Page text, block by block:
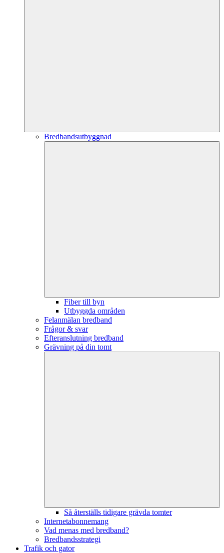
Bredbandsutbyggnad
Fiber till byn
Utbyggda områden
Felanmälan bredband
Frågor & svar
Efteranslutning bredband
Grävning på din tomt
Så återställs tidigare grävda tomter
Internetabonnemang
Vad menas med bredband?
Bredbandsstrategi
Trafik och gator